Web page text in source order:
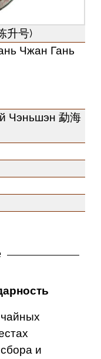
升号)
Чжан Гань
Чэньшэн 勐海
и